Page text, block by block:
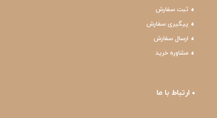
ثبت سفارش
پیگیری سفارش
ارسال سفارش
مشاوره خرید
ارتباط با ما